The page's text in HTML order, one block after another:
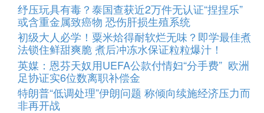
纾压玩具有毒？泰国查获近2万件无认证“捏捏乐”
或含重金属致癌物 恐伤肝损生殖系统
初级大人必学！粟米烚得耐软烂无味？即学最佳煮
法锁住鲜甜爽脆 煮后冲冻水保证粒粒爆汁！
英媒：恩芬天奴用UEFA公款付情妇“分手费” 欧洲
足协证实6位数离职补偿金
特朗普“低调处理”伊朗问题 称倾向续施经济压力而
非再开战